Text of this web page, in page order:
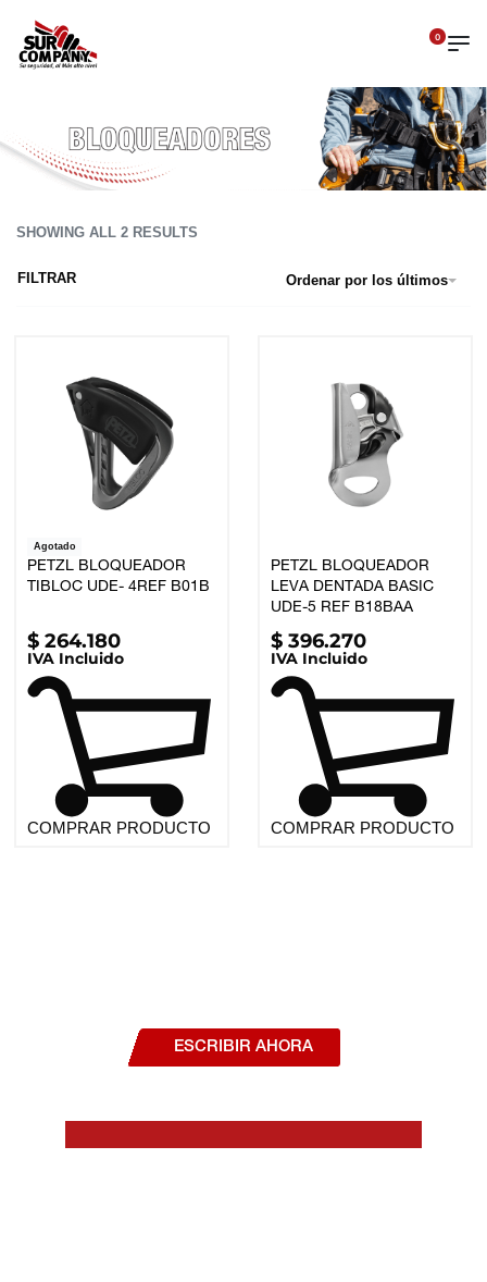
0
SHOWING ALL 2 RESULTS
Ordenar por los últimos
FILTRAR
Agotado
PETZL BLOQUEADOR
TIBLOC UDE- 4REF B01B
$ 264.180
IVA Incluido
COMPRAR PRODUCTO
PETZL BLOQUEADOR
LEVA DENTADA BASIC
UDE-5 REF B18BAA
$ 396.270
IVA Incluido
COMPRAR PRODUCTO
ESCRIBIR AHORA